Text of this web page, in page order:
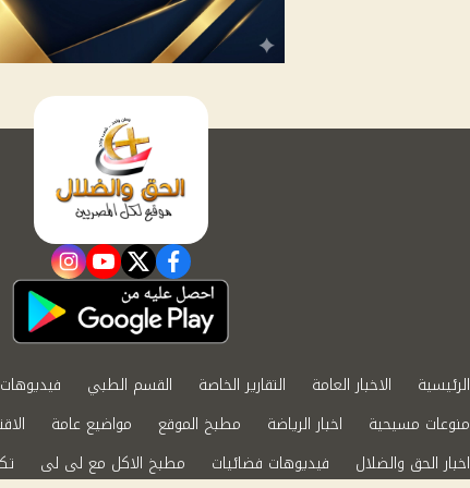
facebook
twitter
youtube
instagram
الرئيسية الاخبار العامة التقارير الخاصة القسم الطبي
منوعات مسيحية
اخبار الرياضة مطبخ الموقع مواضيع عامة
اخبار الحق والضلال
فيديوهات فضائيات مطبخ الاكل مع لى لى